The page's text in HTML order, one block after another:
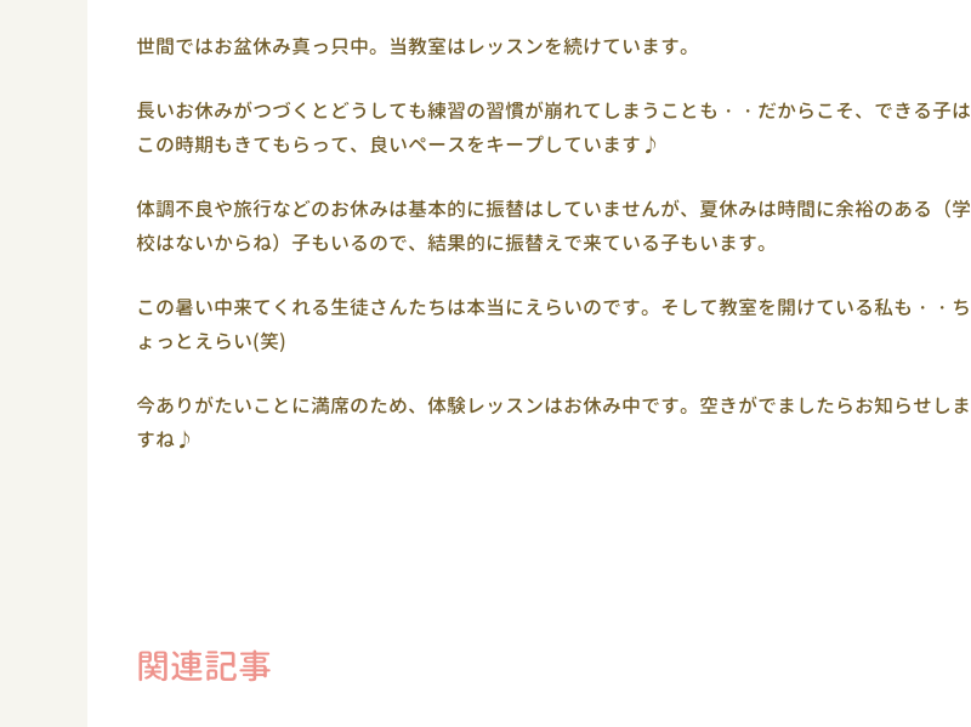
世間ではお盆休み真っ只中。当教室はレッスンを続けています。
長いお休みがつづくとどうしても練習の習慣が崩れてしまうことも・・だからこそ、できる子は
この時期もきてもらって、良いペースをキープしています♪
体調不良や旅行などのお休みは基本的に振替はしていませんが、夏休みは時間に余裕のある（学
校はないからね）子もいるので、結果的に振替えで来ている子もいます。
この暑い中来てくれる生徒さんたちは本当にえらいのです。そして教室を開けている私も・・ち
ょっとえらい(笑)
今ありがたいことに満席のため、体験レッスンはお休み中です。空きがでましたらお知らせしま
すね♪
関連記事